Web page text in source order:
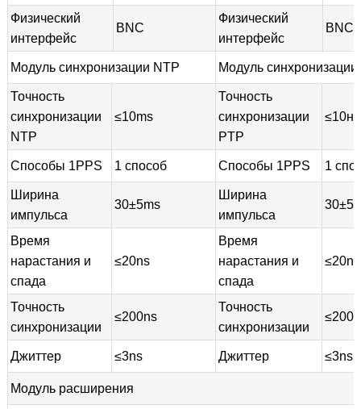
Физический
интерфейс
BNC
Физический
интерфейс
BNC
Модуль синхронизации NTP Модуль
Точность
синхронизации
NTP
≤10ms
Точность
синхронизации
PTP
≤10нс
Способы 1PPS 1 способ Способы 1PPS 1
Ширина
импульса
30±5ms
Ширина
импульса
Время
нарастания и
спада
≤20ns
Время
нарастания и
спада
≤20ns
Точность
синхронизации
≤200ns
Точность
синхронизации
Джиттер ≤3ns Джиттер ≤3ns
Модуль расширения